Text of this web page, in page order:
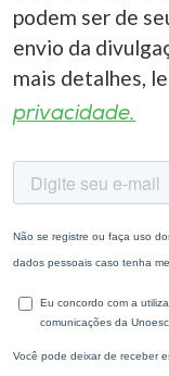
podem ser de
envio da
mais detalhes,
privacidade.